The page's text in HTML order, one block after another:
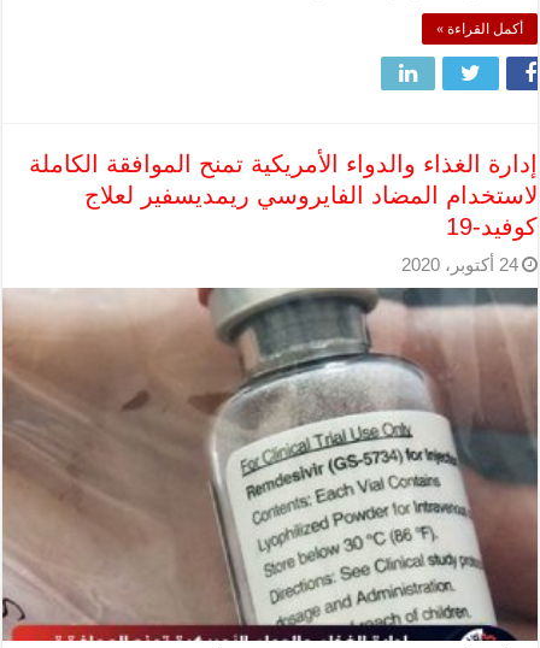
أكمل القراءة »
إدارة الغذاء والدواء الأمريكية تمنح الموافقة الكاملة
لاستخدام المضاد الفايروسي ريمديسفير لعلاج
كوفيد-19
24 أكتوبر، 2020